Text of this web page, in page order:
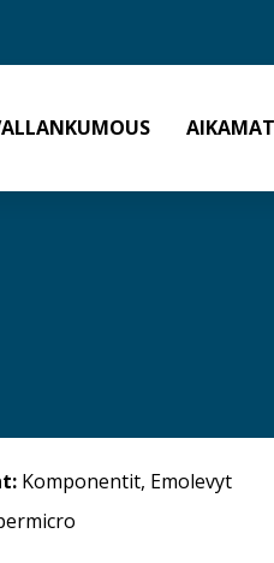
Komponentit, Emolevyt